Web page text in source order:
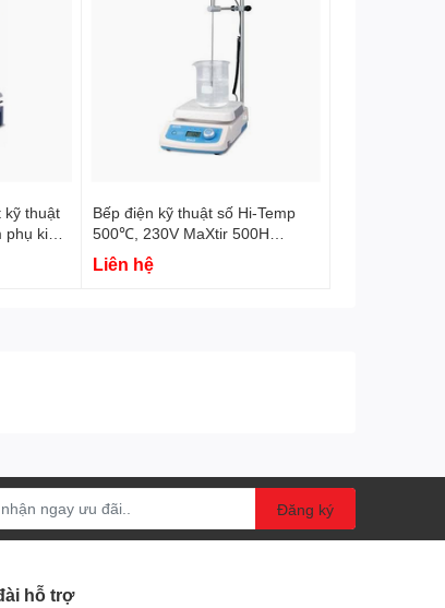
kỹ thuật
kiện
Bếp điện kỹ thuật số Hi-Temp
500℃, 230V MaXtir 500H
DH.WHP05020 DaiHan
Liên hệ
Đăng ký
hỗ trợ